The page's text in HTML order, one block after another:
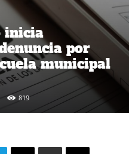
inicia
por
municipal
819